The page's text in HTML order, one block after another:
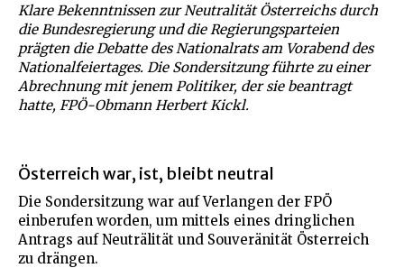
Klare Bekenntnissen zur Neutralität Österreichs durch
die Bundesregierung und die Regierungsparteien
prägten die Debatte des Nationalrats am Vorabend des
Nationalfeiertages. Die Sondersitzung führte zu einer
Abrechnung mit jenem Politiker, der sie beantragt
hatte, FPÖ-Obmann Herbert Kickl.
Österreich war, ist, bleibt neutral
Die Sondersitzung war auf Verlangen der FPÖ
einberufen worden, um mittels eines dringlichen
Antrags auf Neuträlität und Souveränität Österreich
zu drängen.